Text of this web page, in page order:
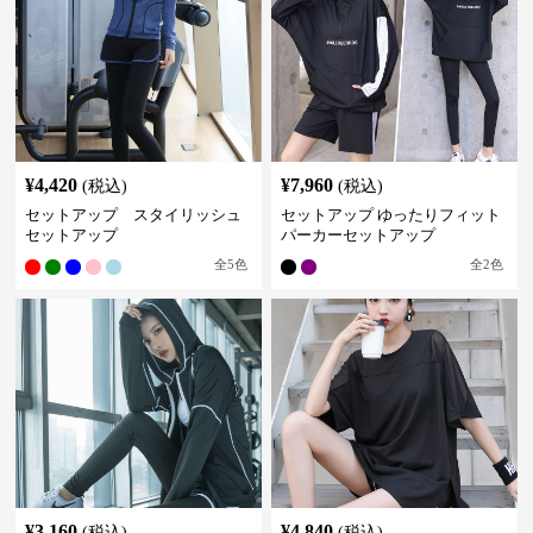
¥4,420 (税込)
セットアップ スタイリッシュ
セットアップ
全5色
¥7,960 (税込)
セットアップ ゆったりフィット
パーカーセットアップ
全2色